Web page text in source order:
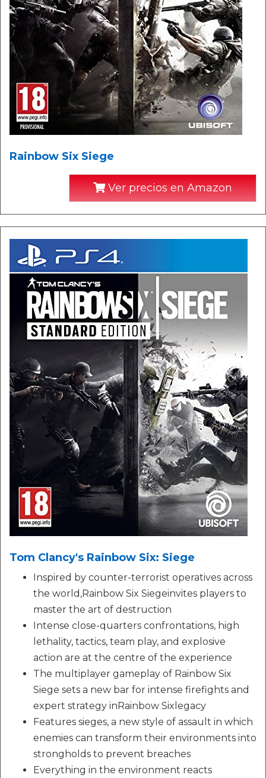
Rainbow Six Siege
Ver precios en Amazon
Tom Clancy's Rainbow Six: Siege
Inspired by counter-terrorist operatives across
the world,Rainbow Six Siegeinvites players to
master the art of destruction
Intense close-quarters confrontations, high
lethality, tactics, team play, and explosive
action are at the centre of the experience
The multiplayer gameplay of Rainbow Six
Siege sets a new bar for intense firefights and
expert strategy inRainbow Sixlegacy
Features sieges, a new style of assault in which
enemies can transform their environments into
strongholds to prevent breaches
Everything in the environment reacts